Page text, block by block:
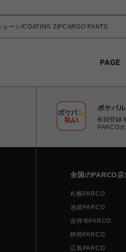
ーン/COATING ZIPCARGO PANTS
ポケパ
初回登録
PARCO
全国のPARCO店
札幌PARCO
池袋PARCO
吉祥寺PARCO
静岡PARCO
広島PARCO